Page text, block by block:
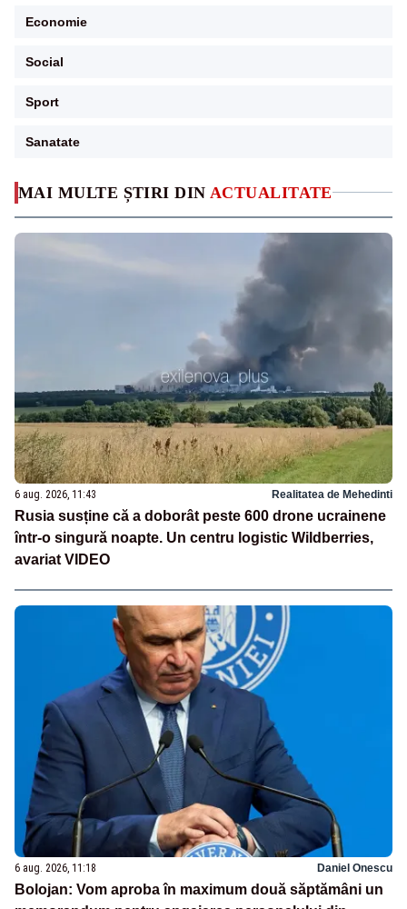
MAI MULTE ȘTIRI DIN ACTUALITATE
6 aug. 2026, 11:43 Realitatea de Mehedinti
Rusia susține că a doborât peste 600 drone ucrainene
într-o singură noapte. Un centru logistic Wildberries,
avariat VIDEO
6 aug. 2026, 11:18 Daniel Onescu
Bolojan: Vom aproba în maximum două săptămâni un
Economie
Social
Sport
Sanatate